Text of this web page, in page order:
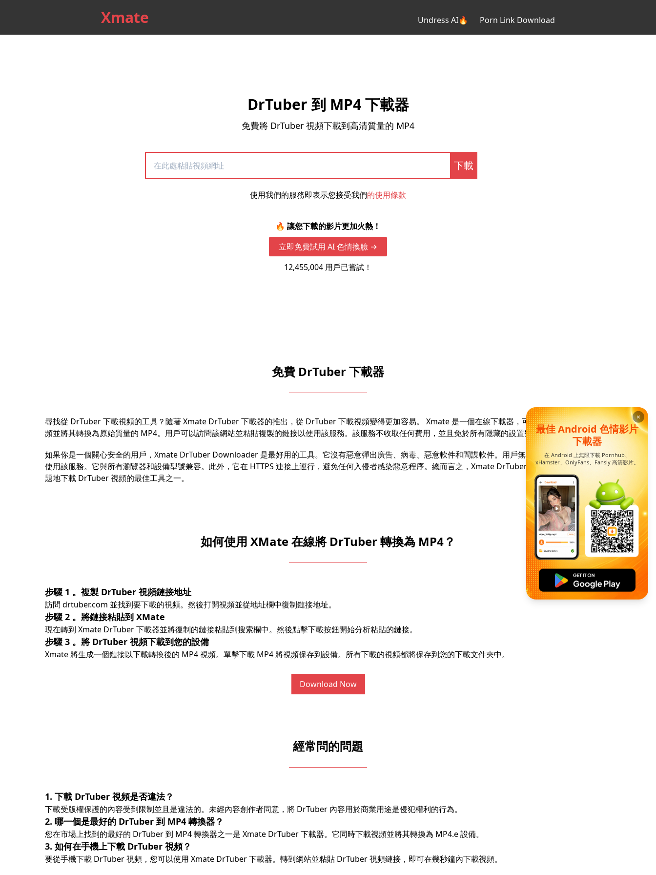
Xmate Undress AI🔥 Porn Link Download
DrTuber 到 MP4 下載器
免費將 DrTuber 視頻下載到高清質量的 MP4
下載
使用我們的服務即表示您接受我們的使用條款
🔥 讓您下載的影片更加火熱！
立即免費試用 AI 色情換臉 →
12,455,004 用戶已嘗試！
免費 DrTuber 下載器
尋找從 DrTuber 下載視頻的工具？隨著 Xmate DrTuber 下載器的推出，從 DrTuber 下載視頻變得更加容易。 Xmate 是一個在線下載器，可以下載任何 DrTuber 視
頻並將其轉換為原始質量的 MP4。用戶可以訪問該網站並粘貼複製的鏈接以使用該服務。該服務不收取任何費用，並且免於所有隱藏的設置費用。
如果你是一個關心安全的用戶，Xmate DrTuber Downloader 是最好用的工具。它沒有惡意彈出廣告、病毒、惡意軟件和間諜軟件。用戶無需任何註冊或註冊即可
使用該服務。它與所有瀏覽器和設備型號兼容。此外，它在 HTTPS 連接上運行，避免任何入侵者感染惡意程序。總而言之，Xmate DrTuber Downloader 是毫無問
題地下載 DrTuber 視頻的最佳工具之一。
如何使用 XMate 在線將 DrTuber 轉換為 MP4？
步驟 1 。複製 DrTuber 視頻鏈接地址
訪問 drtuber.com 並找到要下載的視頻。然後打開視頻並從地址欄中復制鏈接地址。
步驟 2 。將鏈接粘貼到 XMate
現在轉到 Xmate DrTuber 下載器並將復制的鏈接粘貼到搜索欄中。然後點擊下載按鈕開始分析粘貼的鏈接。
步驟 3 。將 DrTuber 視頻下載到您的設備
Xmate 將生成一個鏈接以下載轉換後的 MP4 視頻。單擊下載 MP4 將視頻保存到設備。所有下載的視頻都將保存到您的下載文件夾中。
Download Now
經常問的問題
1. 下載 DrTuber 視頻是否違法？
下載受版權保護的內容受到限制並且是違法的。未經內容創作者同意，將 DrTuber 內容用於商業用途是侵犯權利的行為。
2. 哪一個是最好的 DrTuber 到 MP4 轉換器？
您在市場上找到的最好的 DrTuber 到 MP4 轉換器之一是 Xmate DrTuber 下載器。它同時下載視頻並將其轉換為 MP4.e 設備。
3. 如何在手機上下載 DrTuber 視頻？
要從手機下載 DrTuber 視頻，您可以使用 Xmate DrTuber 下載器。轉到網站並粘貼 DrTuber 視頻鏈接，即可在幾秒鐘內下載視頻。
×
最佳 Android 色情影片
下載器
在 Android 上無限下載 Pornhub、
xHamster、OnlyFans、Fansly 高清影片。